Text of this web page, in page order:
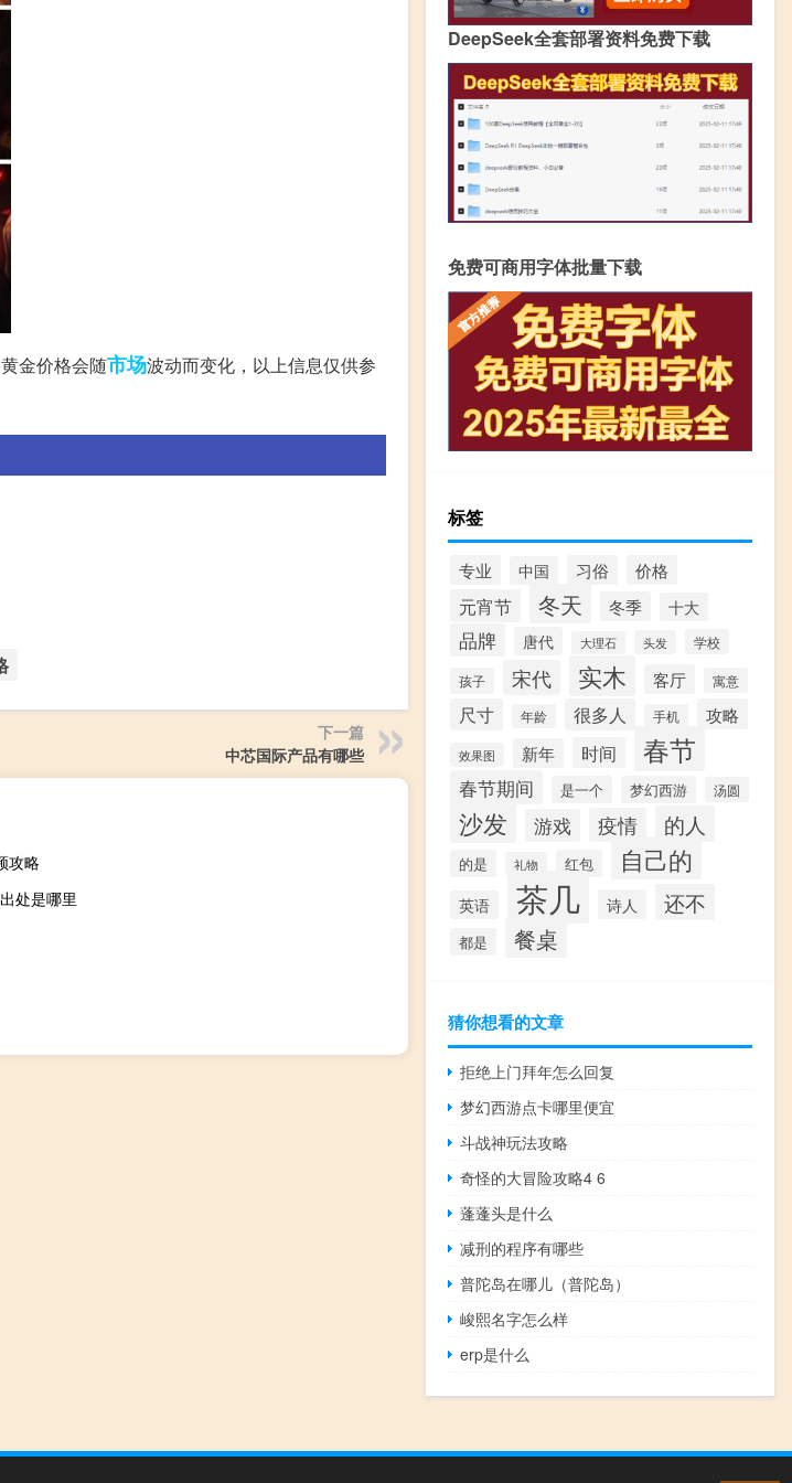
金价格会随市场波动而变化，以上信息仅供参
下一篇
中芯国际产品有哪些
攻略
处是哪里
DeepSeek全套部署资料免费下载
免费可商用字体批量下载
标签
专业 中国 习俗 价格
元宵节 冬天 冬季 十大
品牌 唐代 大理石 头发 学校
孩子 宋代 实木 客厅 寓意
尺寸 年龄 很多人 手机 攻略
效果图 新年 时间 春节
春节期间 是一个 梦幻西游 汤圆
沙发 游戏 疫情 的人
的是 礼物 红包 自己的
英语 茶几 诗人 还不
都是 餐桌
猜你想看的文章
拒绝上门拜年怎么回复
梦幻西游点卡哪里便宜
斗战神玩法攻略
奇怪的大冒险攻略4 6
蓬蓬头是什么
减刑的程序有哪些
普陀岛在哪儿（普陀岛）
峻熙名字怎么样
erp是什么